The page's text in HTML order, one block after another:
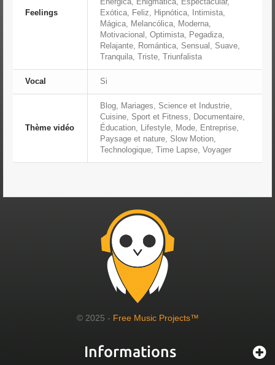
Feelings
Exótica, Feliz, Hipnótica, Intimista,
Mágica, Melancólica, Moderna,
Motivacional, Optimista, Pegadiza,
Relajante, Romántica, Sensual, Suave,
Tranquila, Triste, Triunfalista
Vocal Si
Thème vidéo
Blog, Mariages, Science et Industrie,
Cuisine, Sport et Fitness, Documentaire,
Éducation, Lifestyle, Mode, Entreprise,
Paysage et nature, Slow Motion,
Technologique, Time Lapse, Voyager
© 2025 - Free Music Projects™
Informations